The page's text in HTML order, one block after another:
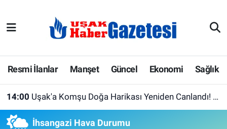
Resmi İlanlar Manşet Güncel Ekonomi Sağlık
14:00 Uşak'a Komşu Doğa Harikası Yeniden Canlandı! Adala Kanyonu Ziyaretçilerin Gözdesi Oldu
İhsangazi Hava Durumu
E-Gazete
Ekonomi
Güncel
Uşak Hava Durumu
Uşak Trafik Yoğunluk Haritası
Tüm Manşetler